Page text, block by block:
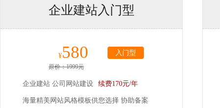
企业建站入门型
¥580 入门型
原价：1999元
企业建站 公司网站建设 续费170元/年
海量精美网站风格模板供您选择 协助备案